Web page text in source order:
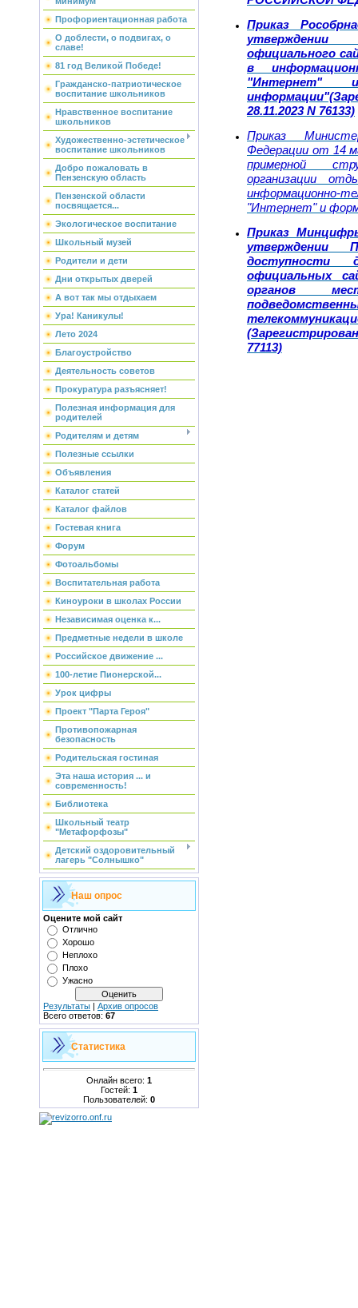
Профориентационная работа
О доблести, о подвигах, о
славе!
81 год Великой Победе!
Гражданско-патриотическое
воспитание школьников
Нравственное воспитание
школьников
Художественно-эстетическое
воспитание школьников
Добро пожаловать в
Пензенскую область
Пензенской области
посвящается...
Экологическое воспитание
Школьный музей
Родители и дети
Дни открытых дверей
А вот так мы отдыхаем
Ура! Каникулы!
Лето 2024
Благоустройство
Деятельность советов
Прокуратура разъясняет!
Полезная информация для
родителей
Родителям и детям
Полезные ссылки
Объявления
Каталог статей
Каталог файлов
Гостевая книга
Форум
Фотоальбомы
Воспитательная работа
Киноуроки в школах России
Независимая оценка к...
Предметные недели в школе
Российское движение ...
100-летие Пионерской...
Урок цифры
Проект "Парта Героя"
Противопожарная
безопасность
Родительская гостиная
Эта наша история ... и
современность!
Библиотека
Школьный театр
"Метафорфозы"
Детский оздоровительный
лагерь "Солнышко"
Наш опрос
Оцените мой сайт
Отлично
Хорошо
Неплохо
Плохо
Ужасно
Результаты | Архив опросов
Всего ответов: 67
Статистика
Онлайн всего: 1
Гостей: 1
Пользователей: 0
Приказ
официального
в
"Интернет"
28.11.2023 N 76133)
Приказ
Федерации от 14
примерной
организации
"Интернет" и
Приказ
утверждении
официальных
органов
77113)